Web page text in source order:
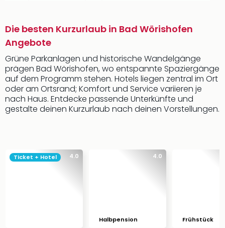
Die besten Kurzurlaub in Bad Wörishofen
Angebote
Grüne Parkanlagen und historische Wandelgänge
prägen Bad Wörishofen, wo entspannte Spaziergänge
auf dem Programm stehen. Hotels liegen zentral im Ort
oder am Ortsrand; Komfort und Service variieren je
nach Haus. Entdecke passende Unterkünfte und
gestalte deinen Kurzurlaub nach deinen Vorstellungen.
4.0
Ticket + Hotel 4.0
Halbpension
Frühstück